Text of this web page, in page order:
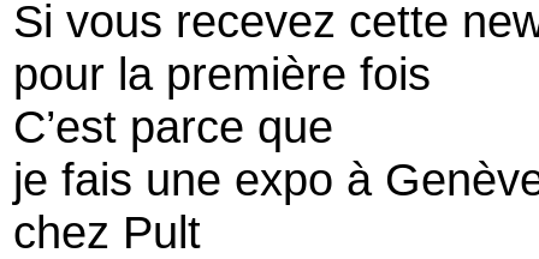
Si vous recevez cette
pour la première fois
C’est parce que
je fais une expo à
chez Pult